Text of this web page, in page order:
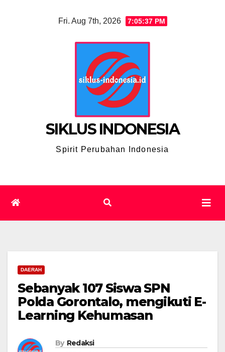
Fri. Aug 7th, 2026 7:05:38 PM
SIKLUS INDONESIA
Spirit Perubahan Indonesia
DAERAH
Sebanyak 107 Siswa SPN
Polda Gorontalo, mengikuti E-
Learning Kehumasan
By Redaksi